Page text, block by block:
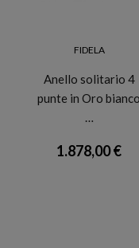
FIDELA
Anello solitario 4
punte in Oro bianco
…
1.878,00 €